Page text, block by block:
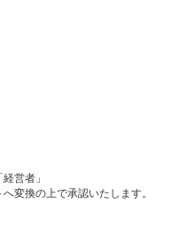
営者」
変換の上で承認いたします。